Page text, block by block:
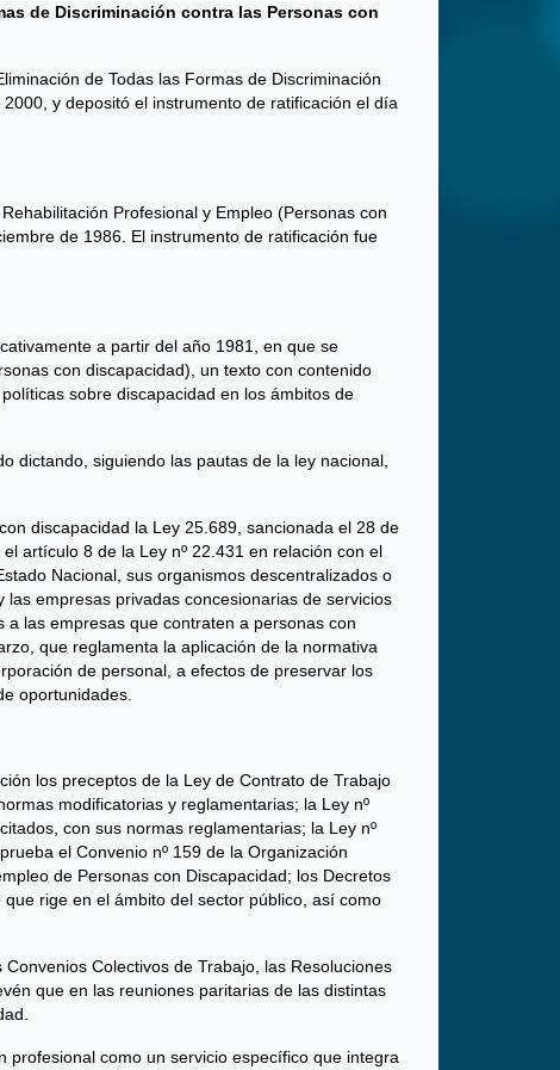
de Discriminación contra las Personas con
de Todas las Formas de Discriminación
y depositó el instrumento de ratificación el día
Profesional y Empleo (Personas con
de 1986. El instrumento de ratificación fue
a partir del año 1981, en que se
con discapacidad), un texto con contenido
sobre discapacidad en los ámbitos de
dictando, siguiendo las pautas de la ley nacional,
discapacidad la Ley 25.689, sancionada el 28 de
artículo 8 de la Ley nº 22.431 en relación con el
Nacional, sus organismos descentralizados o
empresas privadas concesionarias de servicios
las empresas que contraten a personas con
que reglamenta la aplicación de la normativa
de personal, a efectos de preservar los
oportunidades.
los preceptos de la Ley de Contrato de Trabajo
modificatorias y reglamentarias; la Ley nº
con sus normas reglamentarias; la Ley nº
el Convenio nº 159 de la Organización
de Personas con Discapacidad; los Decretos
rige en el ámbito del sector público, así como
Colectivos de Trabajo, las Resoluciones
que en las reuniones paritarias de las distintas
profesional como un servicio específico que integra